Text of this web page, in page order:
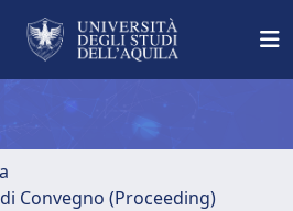
Convegno (Proceeding)